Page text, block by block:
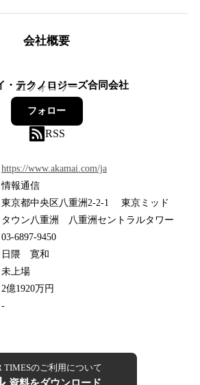
会社概要
・テクノロジーズ合同会社
21フォロワー
フォロー
RSS
https://www.akamai.com/ja
情報通信
東京都中央区八重洲2-2-1 東京ミッド
タウン八重洲 八重洲セントラルタワー
03-6897-9450
日隈 寛和
未上場
2億1920万円
-
TIMESのご利用について